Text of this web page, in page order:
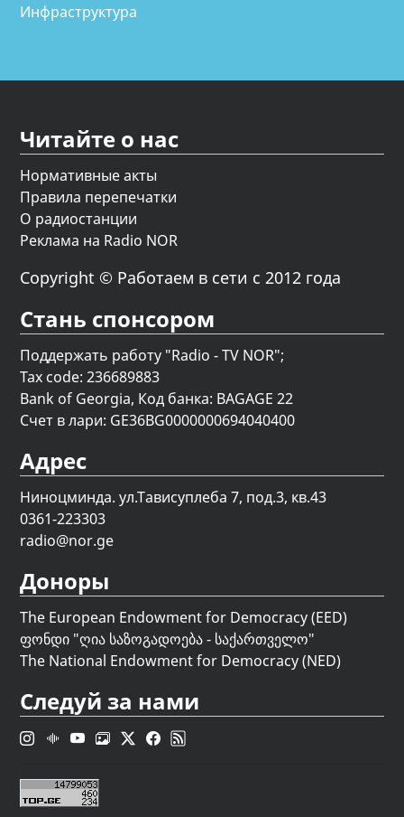
Инфраструктура
Читайте о нас
Нормативные акты
Правила перепечатки
О радиостанции
Реклама на Radio NOR
Copyright © Работаем в сети с 2012 года
Стань спонсором
Поддержать работу "Radio - TV NOR";
Tax code: 236689883
Bank of Georgia, Код банка: BAGAGE 22
Счет в лари: GE36BG0000000694040400
Адрес
Ниноцминда. ул.Тависуплеба 7, под.3, кв.43
0361-223303
radio@nor.ge
Доноры
The European Endowment for Democracy (EED)
ფონდი "ღია საზოგადოება - საქართველო"
The National Endowment for Democracy (NED)
Следуй за нами